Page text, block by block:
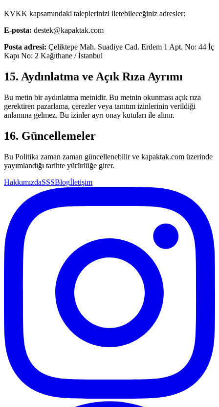
KVKK kapsamındaki taleplerinizi iletebileceğiniz adresler:
E-posta: destek@kapaktak.com
Posta adresi: Çeliktepe Mah. Suadiye Cad. Erdem 1 Apt. No: 44 İç
Kapı No: 2 Kağıthane / İstanbul
15. Aydınlatma ve Açık Rıza Ayrımı
Bu metin bir aydınlatma metnidir. Bu metnin okunması açık rıza
gerektiren pazarlama, çerezler veya tanıtım izinlerinin verildiği
anlamına gelmez. Bu izinler ayrı onay kutuları ile alınır.
16. Güncellemeler
Bu Politika zaman zaman güncellenebilir ve kapaktak.com üzerinde
yayımlandığı tarihte yürürlüğe girer.
HakkımızdaSSSBlogİletişim